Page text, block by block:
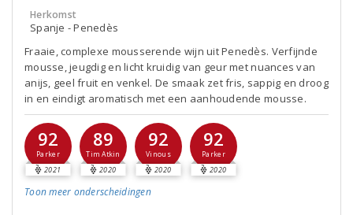
Herkomst
Spanje - Penedès
Fraaie, complexe mousserende wijn uit Penedès. Verfijnde
mousse, jeugdig en licht kruidig van geur met nuances van
anijs, geel fruit en venkel. De smaak zet fris, sappig en droog
in en eindigt aromatisch met een aanhoudende mousse.
92
Parker
2021
89
Tim Atkin
2020
92
Vinous
2020
92
Parker
2020
Toon meer onderscheidingen